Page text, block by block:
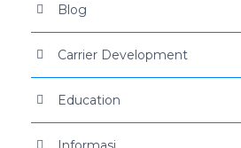
Blog
Carrier Development
Education